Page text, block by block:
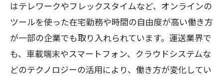
はテレワークやフレックスタイムなど、オンラインの
ツールを使った在宅勤務や時間の自由度が高い働き方
が一部の企業でも取り入れられています。運送業界で
も、車載端末やスマートフォン、クラウドシステムな
どのテクノロジーの活用により、働き方が変化してい